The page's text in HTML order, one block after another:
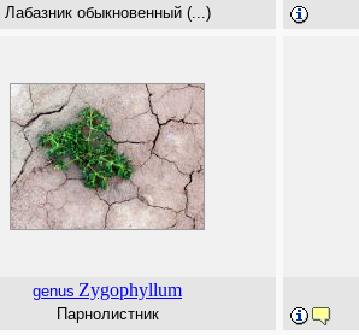
Лабазник обыкновенный (...)
genus Zygophyllum
Парнолистник